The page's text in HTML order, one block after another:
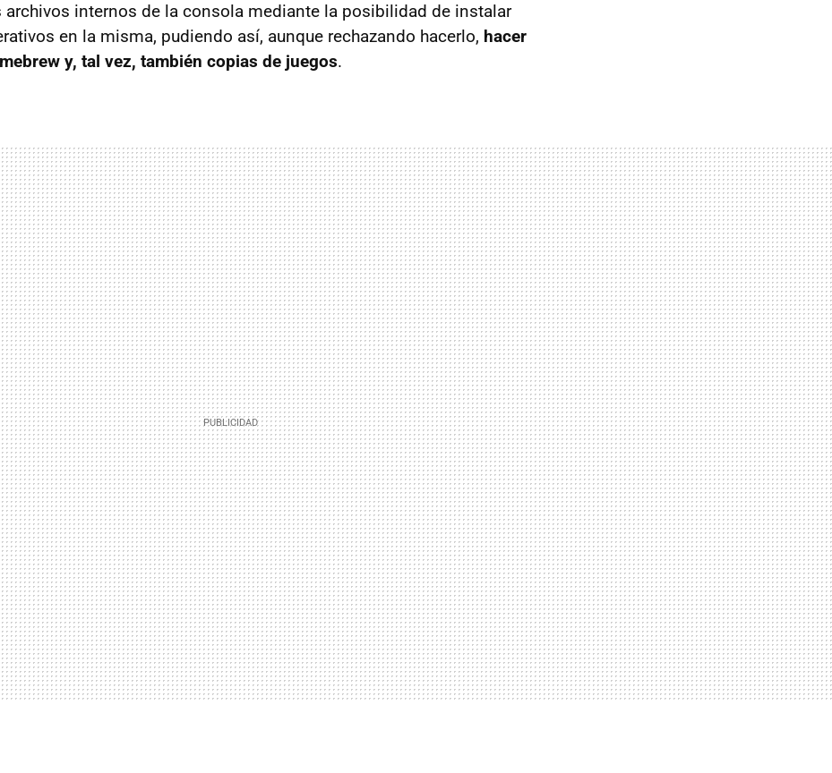
archivos internos de la consola mediante la posibilidad de instalar
en la misma, pudiendo así, aunque rechazando hacerlo, hacer
y, tal vez, también copias de juegos.